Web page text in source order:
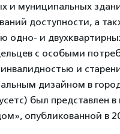
и муниципальных
доступности, а
одно- и
с особыми
и
дизайном в
был представлен в
опубликованной в